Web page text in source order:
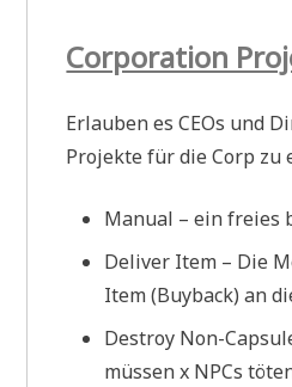
Corporation
Erlauben es CEOs und
Projekte für die Corp zu
Manual – ein freies
Deliver Item – Die
Item (Buyback) an
Destroy Non-
müssen x NPCs